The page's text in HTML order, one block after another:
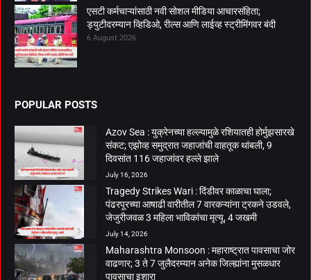
एसटी कर्मचाऱ्यांसाठी नवी सोशल मीडिया आचारसंहिता;
ड्युटीदरम्यान व्हिडिओ, रील्स आणि लाईव्ह स्ट्रीमिंगवर बंदी
6 August 2026
POPULAR POSTS
Azov Sea : युक्रेनच्या हल्ल्यामुळे रशियातही होर्मुझसारखे
संकट; एझोव्ह समुद्रात जहाजांची वाहतूक थांबली, 9
दिवसांत 116 जहाजांवर हल्ले झाले
July 16, 2026
Tragedy Strikes Wari : दिंडीवर काळाचा घाला;
पंढरपूरच्या आषाढी वारीतील 7 वारकऱ्यांना ट्रकने उडवले,
जेजुरीजवळ 3 महिला भाविकांचा मृत्यू, 4 जखमी
July 14, 2026
Maharashtra Monsoon : महाराष्ट्रात पावसाचा जोर
वाढणार; 3 ते 7 जुलैदरम्यान अनेक जिल्ह्यांना मुसळधार
पावसाचा इशारा